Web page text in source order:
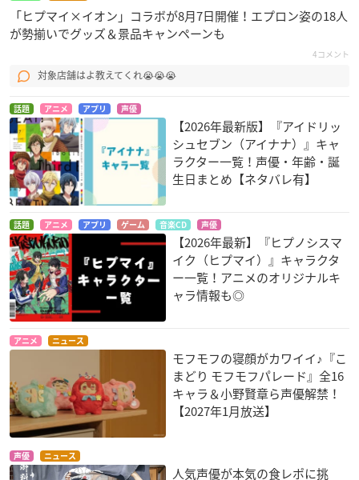
「ヒプマイ×イオン」コラボが8月7日開催！エプロン姿の18人
が勢揃いでグッズ＆景品キャンペーンも
4コメント
対象店舗はよ教えてくれ😭😭😭
話題 アニメ アプリ 声優
【2026年最新版】『アイドリッ
シュセブン（アイナナ）』キャ
ラクター一覧！声優・年齢・誕
生日まとめ【ネタバレ有】
話題 アニメ アプリ ゲーム 音楽CD 声優
【2026年最新】『ヒプノシスマ
イク（ヒプマイ）』キャラクタ
ー一覧！アニメのオリジナルキ
ャラ情報も◎
アニメ ニュース
モフモフの寝顔がカワイイ♪『こ
まどり モフモフパレード』全16
キャラ＆小野賢章ら声優解禁！
【2027年1月放送】
声優 ニュース
人気声優が本気の食レポに挑